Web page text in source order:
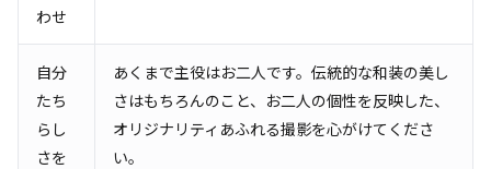
わせ
自分
たち
らし
さを
あくまで主役はお二人です。伝統的な和装の美し
さはもちろんのこと、お二人の個性を反映した、
オリジナリティあふれる撮影を心がけてくださ
い。